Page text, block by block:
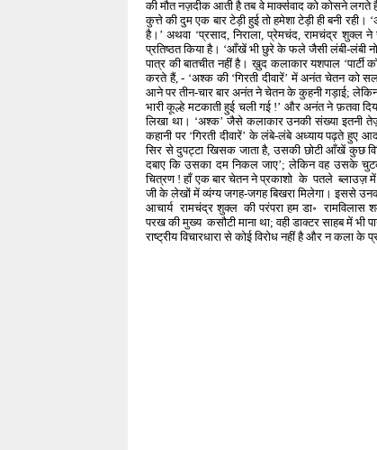
की मौत नज़दीक आती है तब वे मार्क्सवाद को कोसने
कुत्ते की दुम एक बार टेड़ी हुई तो हमेशा टेड़ी ही बनी
है।’ अथवा ‘प्रसाद, निराला, प्रेमचंद, रामचंद्र शुक्ल
प्रतिष्ठत किया है। ‘आँखें भी छुरे के फले जैसी लंबी-लंबी
पात्र की बातचीत नहीं है। ख़ुद कलाकार यशपाल ‘पार्टी
करते हैं, - ‘अश्क की ‘गिरती दीवारें’ में अनंत चेतन
आने पर तीन-चार बार अनंत ने चेतन के कुहनी गड़ाई;
भारी कूल्हे मटकाती हुई चली गई !’ और अनंत ने फ़तवा
लिखा था। ‘अश्क’ जैसे कलाकार उनकी संख्या इतनी
कहानी पर ‘गिरती दीवारें’ के लंबे-लंबे अध्याय पढ़ते
सिर से दुपट्टा खिसक जाता है, उसकी छोटी आँखें कुछ
दबाए कि उसका दम निकल जाए’; लेकिन वह उसके
चित्रण ! हाँ एक बार चेतन ने प्रकाशो के पतले ब्लाउज़ में
जी के लेखों में व्यंग्य जगह-जगह बिखरा मिलेगा। इससे
आचार्य रामचंद्र शुक्ल की परंपरा हम डा॰ रामविलास
परख की मुख्य कसौटी माना था; वही डाक्टर साहब में भी
राष्ट्रीय विचारधारा से कोई विरोध नहीं है और न कला